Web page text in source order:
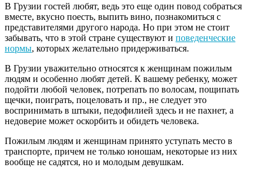
В Грузии гостей любят, ведь это еще один повод собраться
вместе, вкусно поесть, выпить вино, познакомиться с
представителями другого народа. Но при этом не стоит
забывать, что в этой стране существуют и поведенческие
нормы, которых желательно придерживаться.
В Грузии уважительно относятся к женщинам пожилым
людям и особенно любят детей. К вашему ребенку, может
подойти любой человек, потрепать по волосам, пощипать
щечки, поиграть, поцеловать и пр., не следует это
воспринимать в штыки, педофилией здесь и не пахнет, а
недоверие может оскорбить и обидеть человека.
Пожилым людям и женщинам принято уступать место в
транспорте, причем не только юношам, некоторые из них
вообще не садятся, но и молодым девушкам.